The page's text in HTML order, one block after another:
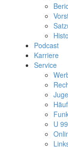
Podcast
Karriere
Service
U